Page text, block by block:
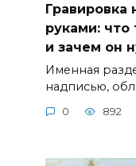
Гравировка
руками: что
и зачем он
Именная
надписью,
0 892